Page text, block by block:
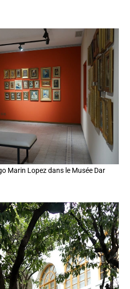
Marin Lopez dans le Musée Dar